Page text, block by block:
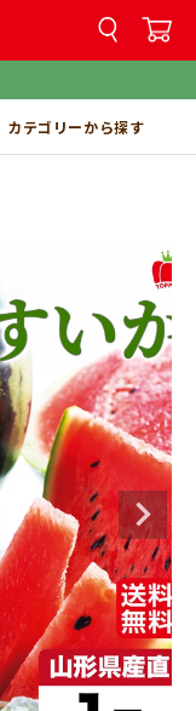
カテゴリーから探す